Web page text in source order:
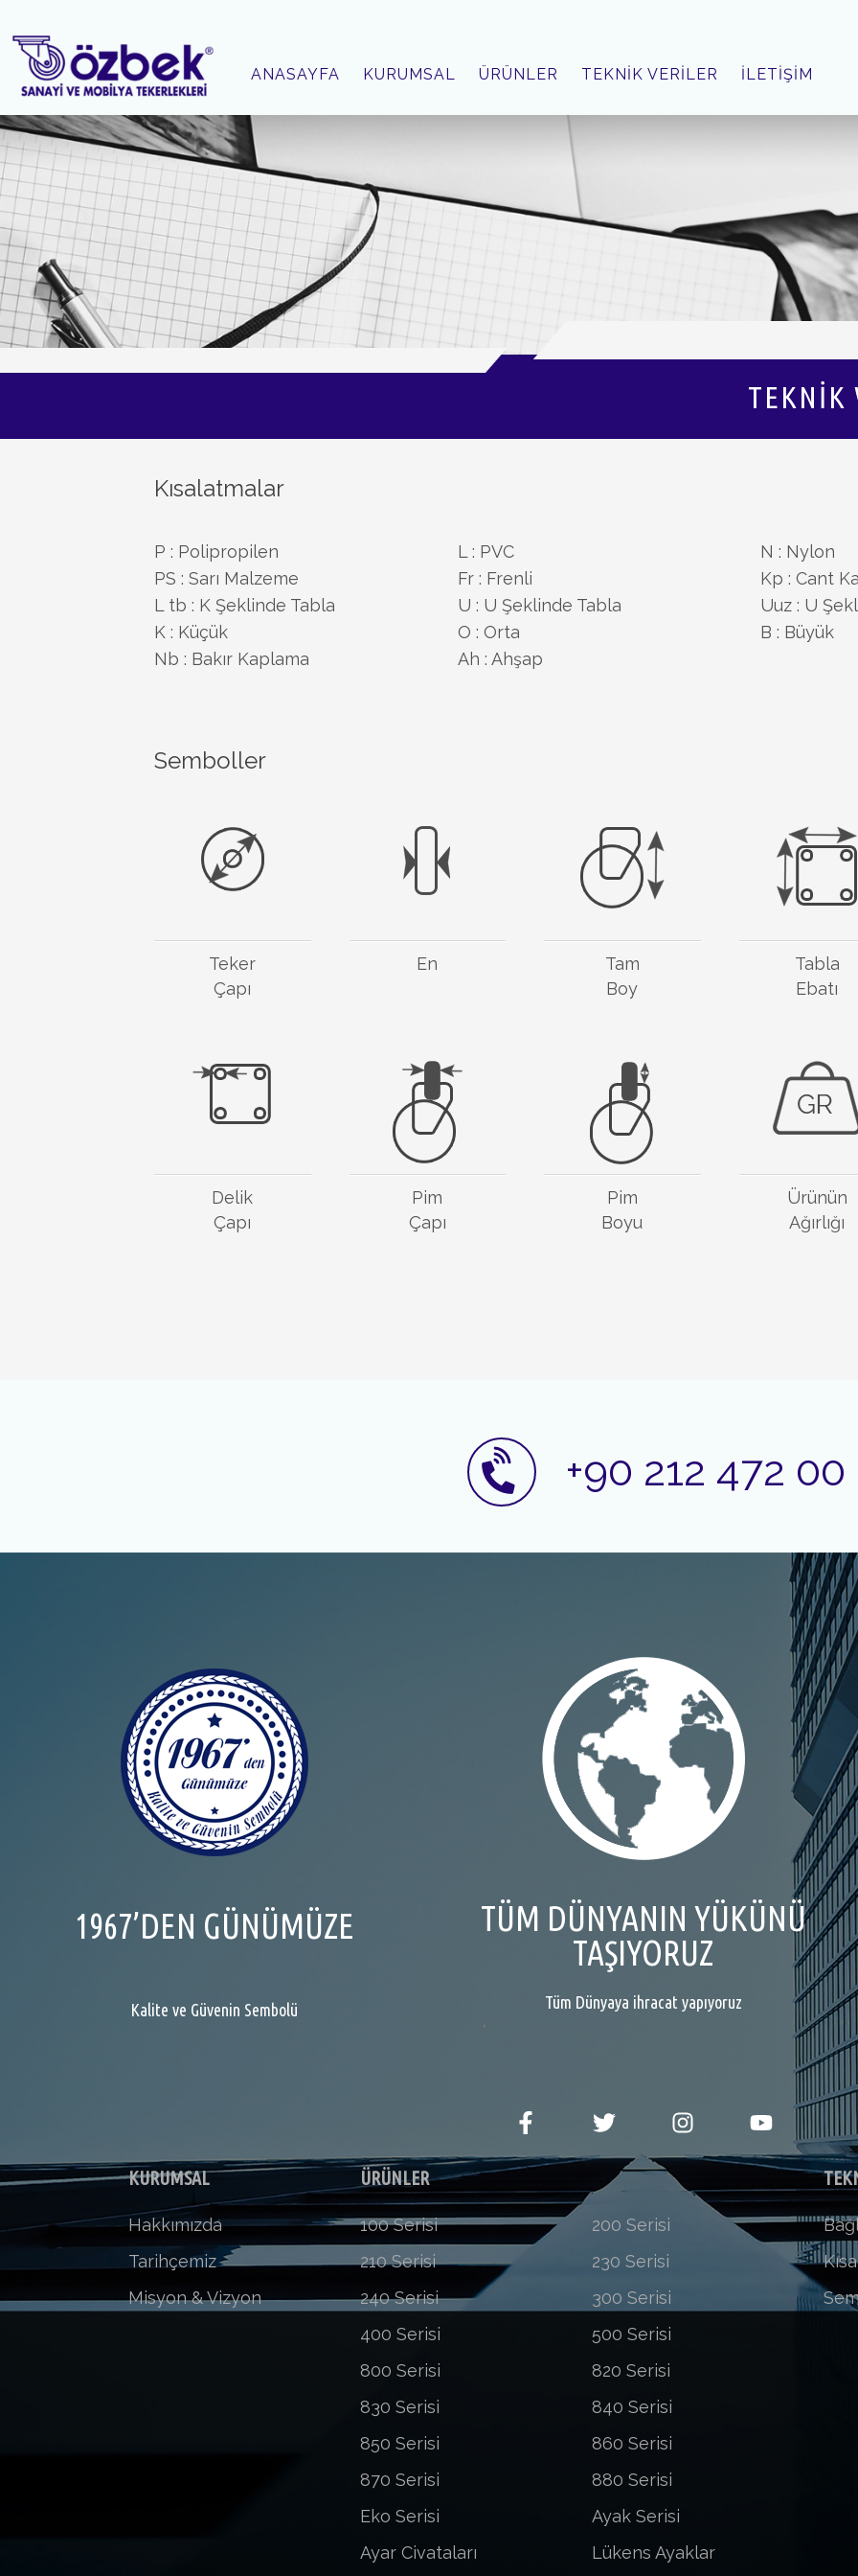
ANASAYFA KURUMSAL ÜRÜNLER TEKNİK VERİLER İLETİŞİM
TEKNİK
Kısalatmalar
P : Polipropilen L : PVC
N : Nylon
PS : Sarı Malzeme
Fr : Frenli
Kp : Cant
L tb : K Şeklinde Tabla
U : U Şeklinde Tabla
Uuz : U
K : Küçük
O : Orta
B : Büyük
Nb : Bakır Kaplama
Ah : Ahşap
Semboller
Teker
Çapı
En
Tam
Boy
Tabla
Ebatı
Delik
Çapı
Pim
Çapı
Pim
Boyu
Ürünün
Ağırlığı
+90 212 472 00
1967’DEN GÜNÜMÜZE
Kalite ve Güvenin Sembolü
TÜM DÜNYANIN YÜKÜNÜ
TAŞIYORUZ
Tüm Dünyaya ihracat yapıyoruz
KURUMSAL
Hakkımızda
Tarihçemiz
Misyon & Vizyon
ÜRÜNLER
100 Serisi
200 Serisi
210 Serisi
230 Serisi
240 Serisi
300 Serisi
400 Serisi
500 Serisi
800 Serisi
820 Serisi
830 Serisi
840 Serisi
850 Serisi
860 Serisi
870 Serisi
880 Serisi
Eko Serisi
Ayak Serisi
Ayar Civataları
Lükens Ayaklar